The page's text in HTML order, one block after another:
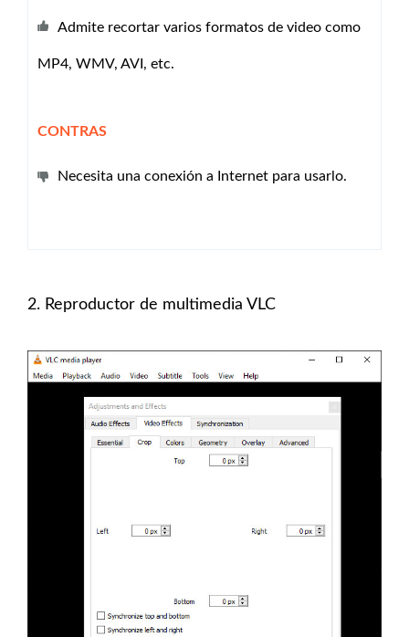
Admite recortar varios formatos de video como
MP4, WMV, AVI, etc.
CONTRAS
Necesita una conexión a Internet para usarlo.
2. Reproductor de multimedia VLC